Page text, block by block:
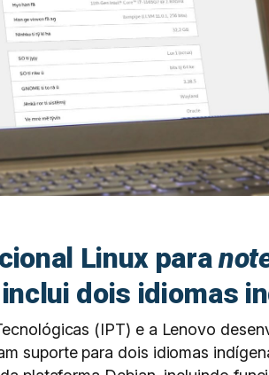
Linux para
dois idiomas
(IPT) e a Lenovo
suporte para dois idiomas